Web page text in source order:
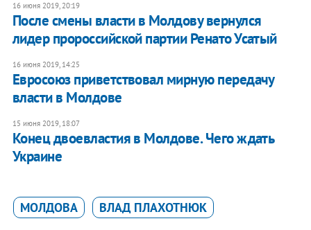
16 июня 2019, 20:19
После смены власти в Молдову вернулся
лидер пророссийской партии Ренато Усатый
16 июня 2019, 14:25
Евросоюз приветствовал мирную передачу
власти в Молдове
15 июня 2019, 18:07
Конец двоевластия в Молдове. Чего ждать
Украине
МОЛДОВА ВЛАД ПЛАХОТНЮК